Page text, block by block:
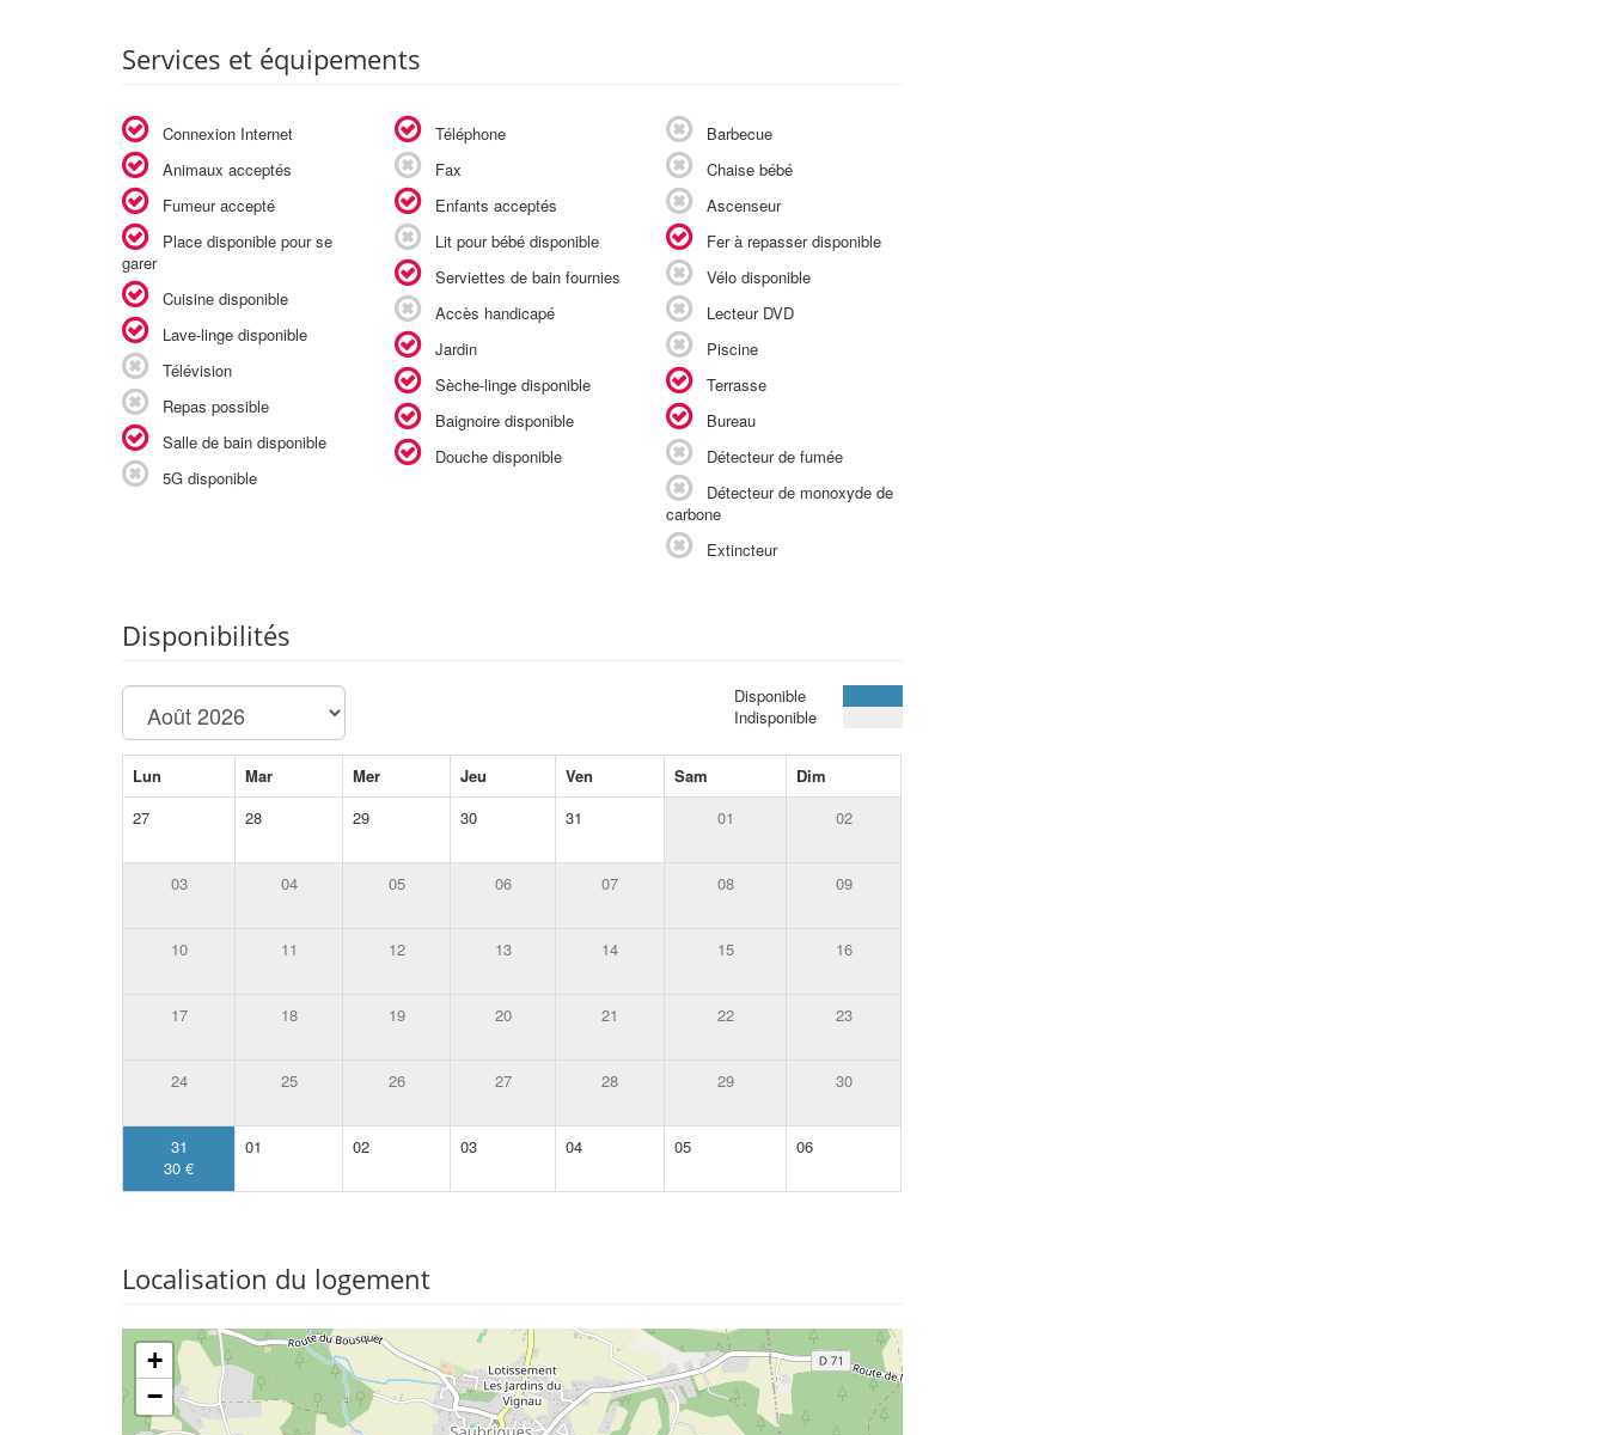
Services et équipements
Connexion Internet
Animaux acceptés
Fumeur accepté
Place disponible pour se
garer
Cuisine disponible
Lave-linge disponible
Télévision
Repas possible
Salle de bain disponible
5G disponible
Téléphone
Fax
Enfants acceptés
Lit pour bébé disponible
Serviettes de bain fournies
Accès handicapé
Jardin
Sèche-linge disponible
Baignoire disponible
Douche disponible
Barbecue
Chaise bébé
Ascenseur
Fer à repasser disponible
Vélo disponible
Lecteur DVD
Piscine
Terrasse
Bureau
Détecteur de fumée
Détecteur de monoxyde de
carbone
Extincteur
Disponibilités
Disponible
Indisponible
Lun Mar Mer Jeu Ven Sam
Dim
27
28 29 30 31 01 02
03 04 05 06 07 08 09
10 11 12 13 14 15 16
17 18 19 20 21 22 23
24 25 26 27 28 29 30
31
30 €
01 02 03 04 05 06
Localisation du logement
+
−